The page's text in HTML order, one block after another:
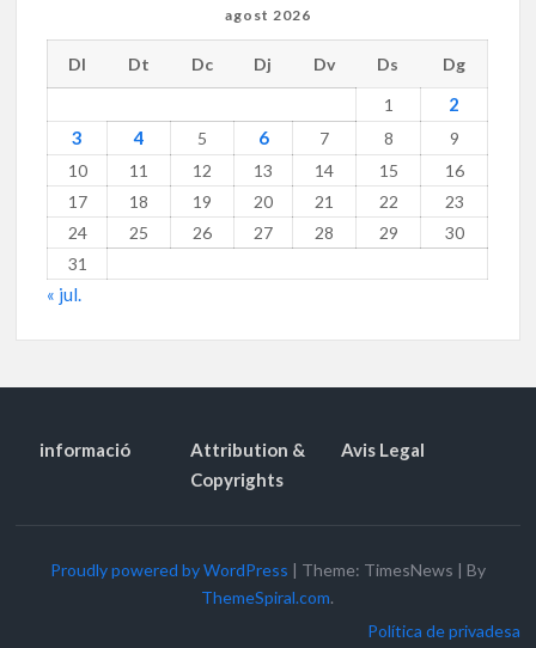
agost 2026
Dl Dt Dc Dj Dv Ds
Dg
1
2
3
4 5 6 7 8
9
10
11 12 13 14 15
16
17
18 19 20 21 22
23
24
25 26 27 28 29
30
31
« jul.
informació
Attribution &
Copyrights
Avis Legal
Proudly powered by WordPress | Theme: TimesNews | By
ThemeSpiral.com.
Política de privadesa